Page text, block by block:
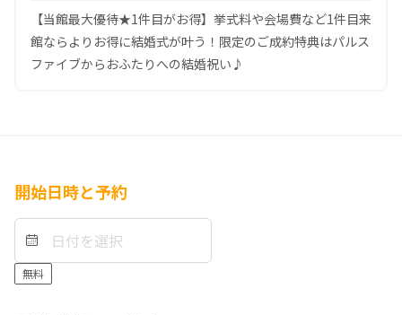
【当館最大優待★1件目がお得】挙式料や会場費など1件目来
館ならよりお得に結婚式が叶う！限定のご成約特典はパルス
ファイブからおふたりへの結婚祝い♪
開始日時と予約
無料